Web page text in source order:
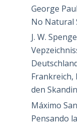
George
No Natural
J. W.
Frankreich,
den
Máximo
Pensando